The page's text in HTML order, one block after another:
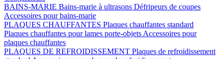
BAINS-MARIE Bains-marie à ultrasons Défripeurs de coupes
Accessoires pour bains-marie
PLAQUES CHAUFFANTES Plaques chauffantes standard
Plaques chauffantes pour lames porte-objets Accessoires pour
plaques chauffantes
PLAQUES DE REFROIDISSEMENT Plaques de refroidissement